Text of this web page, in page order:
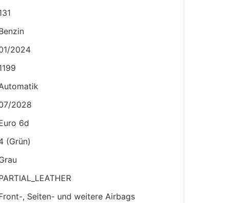
2024
2028
6d
(Grün)
, Seiten- und weitere Airbags